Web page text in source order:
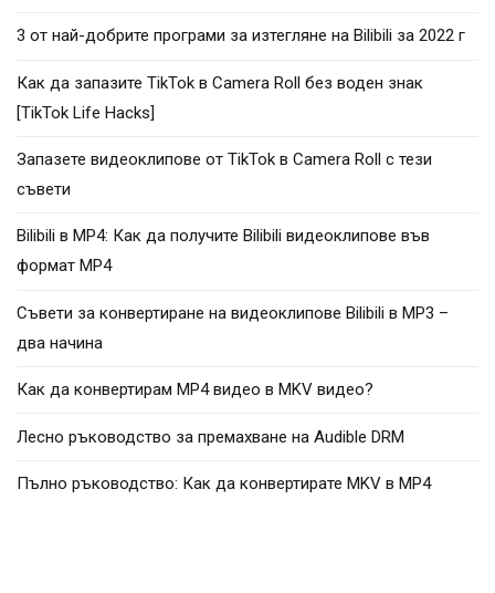
3 от най-добрите програми за изтегляне на Bilibili за 2022 г
Как да запазите TikTok в Camera Roll без воден знак
[TikTok Life Hacks]
Запазете видеоклипове от TikTok в Camera Roll с тези
съвети
Bilibili в MP4: Как да получите Bilibili видеоклипове във
формат MP4
Съвети за конвертиране на видеоклипове Bilibili в MP3 –
два начина
Как да конвертирам MP4 видео в MKV видео?
Лесно ръководство за премахване на Audible DRM
Пълно ръководство: Как да конвертирате MKV в MP4